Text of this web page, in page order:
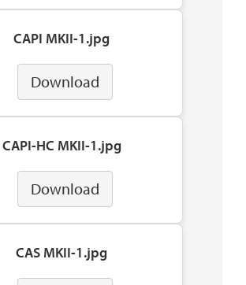
CAPI MKII-1.jpg
Download
CAPI-HC MKII-1.jpg
Download
CAS MKII-1.jpg